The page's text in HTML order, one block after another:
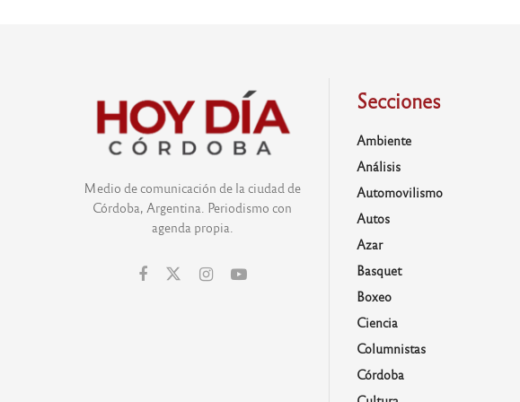
Medio de comunicación de la ciudad de
Córdoba, Argentina. Periodismo con
agenda propia.
Secciones
Ambiente
Análisis
Automovilismo
Autos
Azar
Basquet
Boxeo
Ciencia
Columnistas
Córdoba